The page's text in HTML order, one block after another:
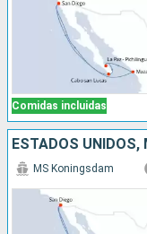
Comidas incluidas
ESTADOS UNIDOS,
MS Koningsdam